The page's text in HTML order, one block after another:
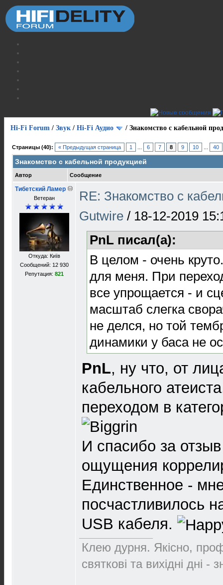
Hi-Fi Forum / Звук / Hi-Fi Аудио / Знакомство с кабельной
Страницы (40): « Предыдущая страница 1 6 7 8 9 10 40
Знакомство с кабельной продукцией
Автор Сообщение
Тибетский Ламер
Ветеран
Откуда: Київ
Сообщений: 12 930
Репутация: 821
RE: Знакомство с
Gutwire / 18-12-2019
PnL писал(а):
В целом - очень
для меня. При
все упрощается - и
масштаб слегка
не делся, но той
динамики у баса не
PnL, ну что, от
кабельного
переходом в
И спасибо за
ощущения
Единственное -
посчастливилось
USB кабеля.
Клею дурня. Якісно,
святкові та вихідні дні -